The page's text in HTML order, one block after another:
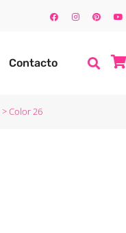
Contacto
>Color 26